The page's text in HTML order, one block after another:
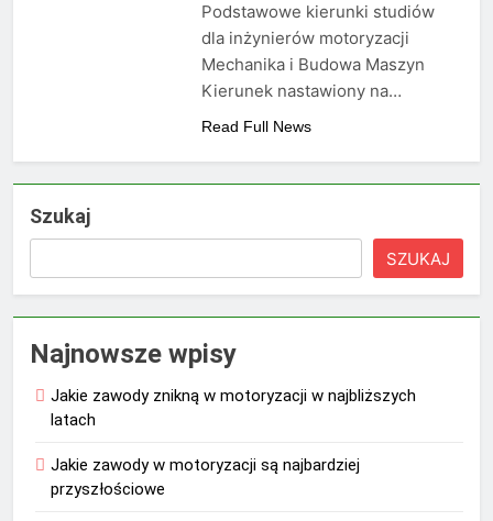
Podstawowe kierunki studiów
dla inżynierów motoryzacji
Mechanika i Budowa Maszyn
Kierunek nastawiony na…
Read Full News
Szukaj
SZUKAJ
Najnowsze wpisy
Jakie zawody znikną w motoryzacji w najbliższych
latach
Jakie zawody w motoryzacji są najbardziej
przyszłościowe